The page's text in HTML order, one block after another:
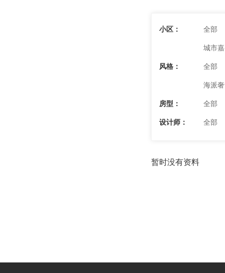
小区：
全部
城市
风格：
全部
海派
房型：
全部
设计师：
全部
暂时没有资料